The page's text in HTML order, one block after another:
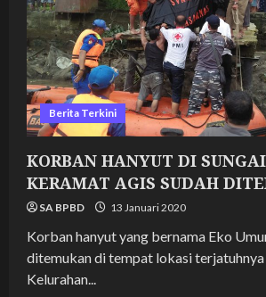
Berita Terkini
KORBAN HANYUT DI
KERAMAT AGIS SUDAH
SA BPBD 13 Januari 2020
Korban hanyut yang bernama Eko
ditemukan di tempat lokasi
Kelurahan...